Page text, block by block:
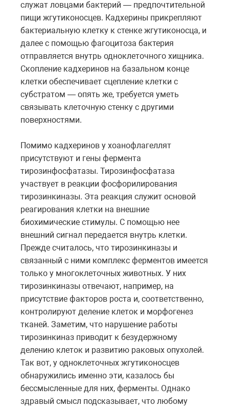
служат ловцами бактерий — предпочтительной
пищи жгутиконосцев. Кадхерины прикрепляют
бактериальную клетку к стенке жгутиконосца, и
далее с помощью фагоцитоза бактерия
отправляется внутрь одноклеточного хищника.
Скопление кадхеринов на базальном конце
клетки обеспечивает сцепление клетки с
субстратом — опять же, требуется уметь
связывать клеточную стенку с другими
поверхностями.
Помимо кадхеринов у хоанофлагеллят
присутствуют и гены фермента
тирозинфосфатазы. Тирозинфосфатаза
участвует в реакции фосфорилирования
тирозинкиназы. Эта реакция служит основой
реагирования клетки на внешние
биохимические стимулы. С помощью нее
внешний сигнал передается внутрь клетки.
Прежде считалось, что тирозинкиназы и
связанный с ними комплекс ферментов имеется
только у многоклеточных животных. У них
тирозинкиназы отвечают, например, на
присутствие факторов роста и, соответственно,
контролируют деление клеток и морфогенез
тканей. Заметим, что нарушение работы
тирозинкиназ приводит к безудержному
делению клеток и развитию раковых опухолей.
Так вот, у одноклеточных жгутиконосцев
обнаружились именно эти, казалось бы
бессмысленные для них, ферменты. Однако
здравый смысл подсказывает, что любому